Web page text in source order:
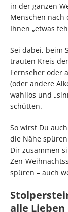
in der ganzen
Menschen nach
Ihnen „etwas
Sei dabei, beim
trauten Kreis
Fernseher oder
(oder andere
wahllos und
schütten.
So wirst Du
die Nähe
Dir zusammen
Zen-
spüren – auch
alle